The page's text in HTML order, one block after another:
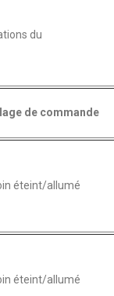
du
de commande
éteint/allumé
éteint/allumé